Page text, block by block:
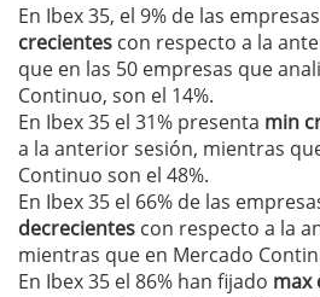
En Ibex 35, el 9% de las
crecientes con respecto a la
que en las 50 empresas que
Continuo, son el 14%.
En Ibex 35 el 31% presenta min
a la anterior sesión, mientras
Continuo son el 48%.
En Ibex 35 el 66% de las
decrecientes con respecto a la
mientras que en Mercado
En Ibex 35 el 86% han fijado max